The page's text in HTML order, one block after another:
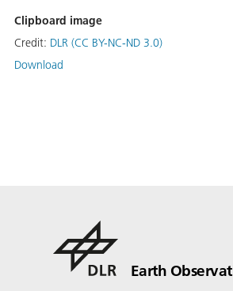
Clipboard image
Credit: DLR (CC BY-NC-ND 3.0)
Download
Earth